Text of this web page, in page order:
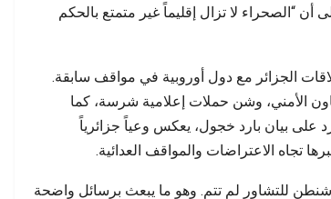
أن “الصحراء لا تزال إقليماً غير متمتع بالحكم
الجزائر مع دول أوروبية في مواقف سابقة.
الأمني، وشن حملات إعلامية شرسة، كما
على بيان بارد خجول، يعكس وعياً جزائرياً
تجاه الاعتراضات والمواقف العدائية.
للتشاور لم تتم. وهو ما يبعث برسائل واضحة